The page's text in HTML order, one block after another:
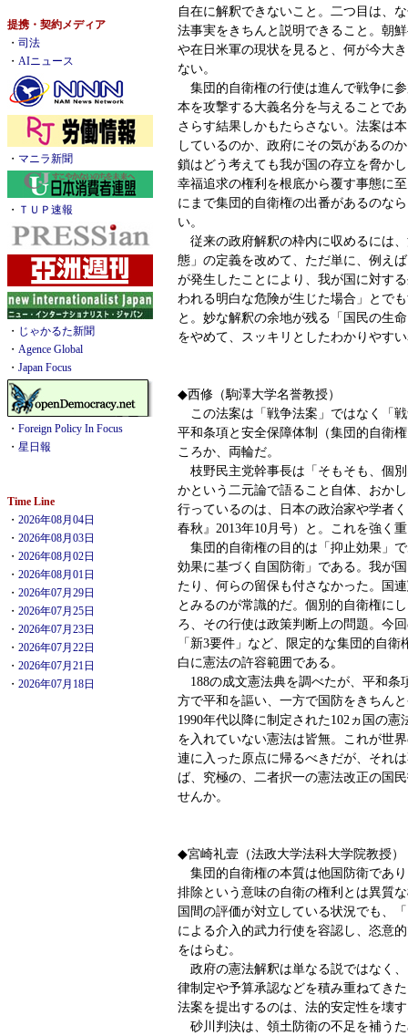
提携・契約メディア
・ 司法
・ AIニュース
・ マニラ新聞
・ ＴＵＰ速報
・ じゃかるた新聞
・ Agence Global
・ Japan Focus
・ Foreign Policy In Focus
・ 星日報
Time Line
・ 2026年08月04日
・ 2026年08月03日
・ 2026年08月02日
・ 2026年08月01日
・ 2026年07月29日
・ 2026年07月25日
・ 2026年07月23日
・ 2026年07月22日
・ 2026年07月21日
・ 2026年07月18日
自在に解釈できないこと。二つ目は、
法事実をきちんと説明できること。朝
や在日米軍の現状を見ると、何が今大
ない。
集団的自衛権の行使は進んで戦争に
本を攻撃する大義名分を与えることで
さらす結果しかもたらさない。法案は
しているのか、政府にその気があるの
鎖はどう考えても我が国の存立を脅か
幸福追求の権利を根底から覆す事態に
にまで集団的自衛権の出番があるのな
い。
従来の政府解釈の枠内に収めるには
態」の定義を改めて、ただ単に、例え
が発生したことにより、我が国に対す
われる明白な危険が生じた場合」とで
と。妙な解釈の余地が残る「国民の生
をやめて、スッキリとしたわかりやす
◆西修（駒澤大学名誉教授）
この法案は「戦争法案」ではなく「
平和条項と安全保障体制（集団的自衛
ころか、両輪だ。
枝野民主党幹事長は「そもそも、個
かという二元論で語ること自体、おか
行っているのは、日本の政治家や学者
春秋』2013年10月号）と。これを強く
集団的自衛権の目的は「抑止効果」
効果に基づく自国防衛」である。我が
たり、何らの留保も付さなかった。国
とみるのが常識的だ。個別的自衛権に
ろ、その行使は政策判断上の問題。今
「新3要件」など、限定的な集団的自
白に憲法の許容範囲である。
188の成文憲法典を調べたが、平和条
方で平和を謳い、一方で国防をきちん
1990年代以降に制定された102ヵ国の
を入れていない憲法は皆無。これが世
連に入った原点に帰るべきだが、それ
ば、究極の、二者択一の憲法改正の国
せんか。
◆宮崎礼壹（法政大学法科大学院教授）
集団的自衛権の本質は他国防衛であ
排除という意味の自衛の権利とは異質
国間の評価が対立している状況でも、
による介入的武力行使を容認し、恣意
をはらむ。
政府の憲法解釈は単なる説ではなく
律制定や予算承認などを積み重ねてき
法案を提出するのは、法的安定性を壊
砂川判決は、領土防衛の不足を補う